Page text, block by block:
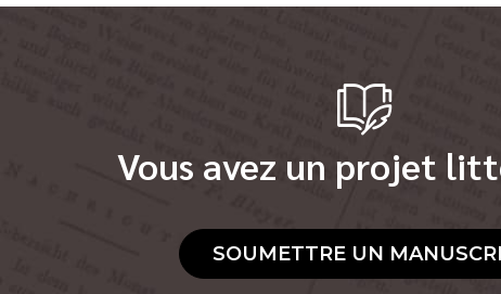
Vous avez un projet
SOUMETTRE UN